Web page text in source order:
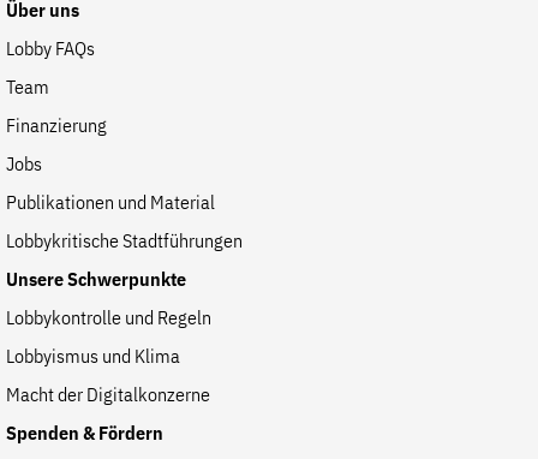
Über uns
Lobby FAQs
Team
Finanzierung
Jobs
Publikationen und Material
Lobbykritische Stadtführungen
Unsere Schwerpunkte
Lobbykontrolle und Regeln
Lobbyismus und Klima
Macht der Digitalkonzerne
Spenden & Fördern